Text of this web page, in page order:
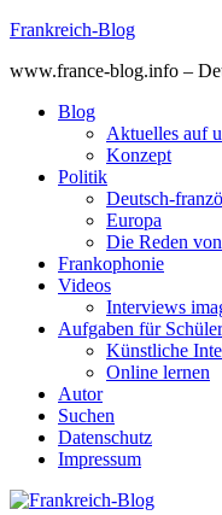
Skip
content
Frankreich-Blog
www.france-blog.info –
Blog
Aktuelles auf
Konzept
Politik
Deutsch-
Europa
Die Reden
Frankophonie
Videos
Interviews
Aufgaben für Schüler
Künstliche
Online lernen
Autor
Suchen
Datenschutz
Impressum